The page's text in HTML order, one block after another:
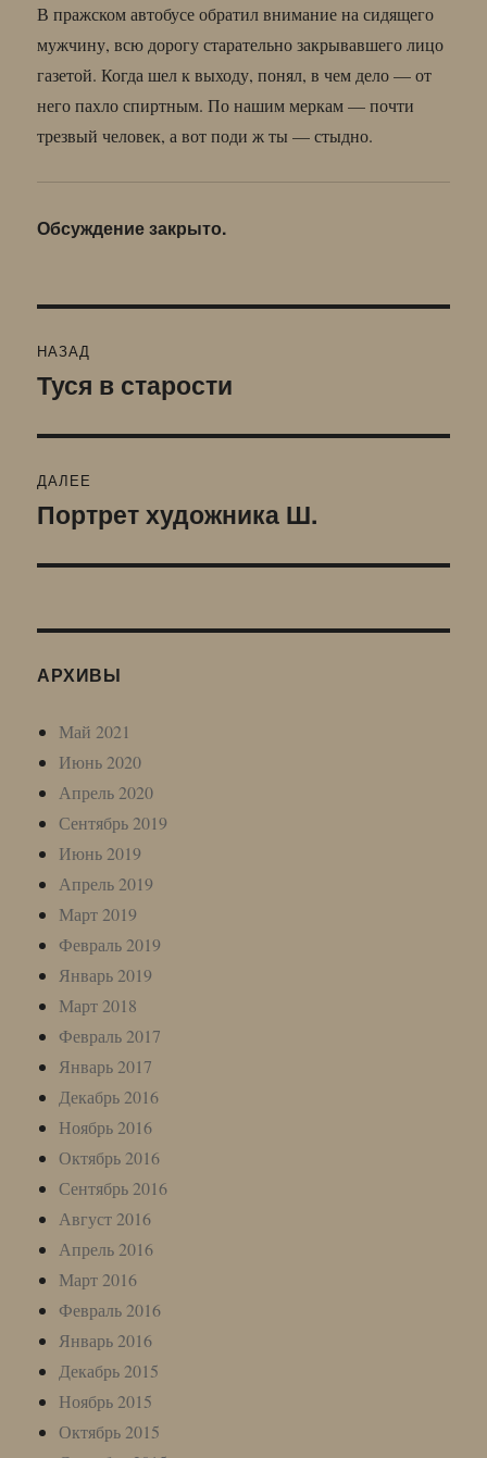
В пражском автобусе обратил внимание на сидящего
мужчину, всю дорогу старательно закрывавшего лицо
газетой. Когда шел к выходу, понял, в чем дело — от
него пахло спиртным. По нашим меркам — почти
трезвый человек, а вот поди ж ты — стыдно.
Обсуждение закрыто.
по
НАЗАД
Предыдущая
Туся в старости
ДАЛЕЕ
Следующая
Портрет художника Ш.
АРХИВЫ
Май 2021
Июнь 2020
Апрель 2020
Сентябрь 2019
Июнь 2019
Апрель 2019
Март 2019
Февраль 2019
Январь 2019
Март 2018
Февраль 2017
Январь 2017
Декабрь 2016
Ноябрь 2016
Октябрь 2016
Сентябрь 2016
Август 2016
Апрель 2016
Март 2016
Февраль 2016
Январь 2016
Декабрь 2015
Ноябрь 2015
Октябрь 2015